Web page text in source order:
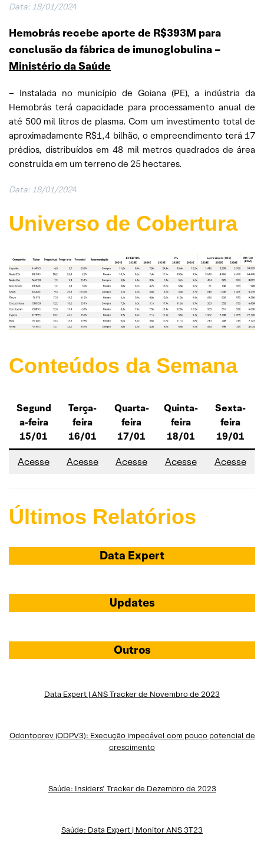
Data: 18/01/2024
Hemobrás recebe aporte de R$393M para
conclusão da fábrica de imunoglobulina –
Ministério da Saúde
– Instalada no município de Goiana (PE), a indústria da
Hemobrás terá capacidade para processamento anual de
até 500 mil litros de plasma. Com um investimento total de
aproximadamente R$1,4 bilhão, o empreendimento terá 17
prédios, distribuídos em 48 mil metros quadrados de área
construída em um terreno de 25 hectares.
Data: 18/01/2024
Universo de Cobertura
Conteúdos da Semana
Segund
a-feira
15/01
Terça-
feira
16/01
Quarta-
feira
17/01
Quinta-
feira
18/01
Sexta-
feira
19/01
Acesse Acesse Acesse Acesse Acesse
Últimos Relatórios
Data Expert
Updates
Outros
Data Expert | ANS Tracker de Novembro de 2023
Odontoprev (ODPV3): Execução impecável com pouco potencial de
crescimento
Saúde: Insiders’ Tracker de Dezembro de 2023
Saúde: Data Expert | Monitor ANS 3T23